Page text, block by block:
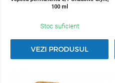
100 ml
Stoc suficient
VEZI PRODUSUL